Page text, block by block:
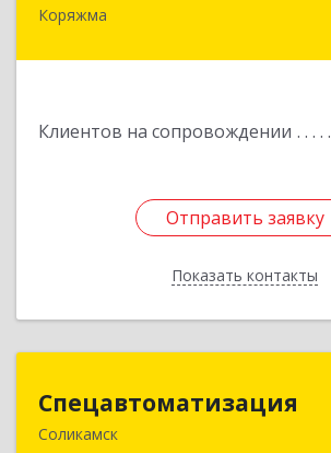
Коряжма
Клиентов на сопровождении
Отправить заявку
Показать контакты
Отправить заявку
Назад
Спецавтоматизация
Соликамск